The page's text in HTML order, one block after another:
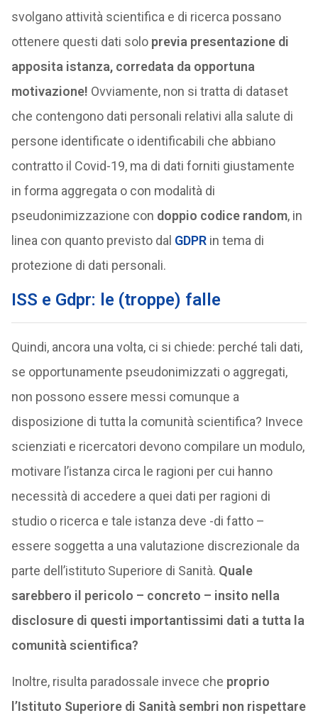
svolgano attività scientifica e di ricerca possano
ottenere questi dati solo previa presentazione di
apposita istanza, corredata da opportuna
motivazione! Ovviamente, non si tratta di dataset
che contengono dati personali relativi alla salute di
persone identificate o identificabili che abbiano
contratto il Covid-19, ma di dati forniti giustamente
in forma aggregata o con modalità di
pseudonimizzazione con doppio codice random, in
linea con quanto previsto dal GDPRin tema di
protezione di dati personali.
ISS e Gdpr: le (troppe) falle
Quindi, ancora una volta, ci si chiede: perché tali dati,
se opportunamente pseudonimizzati o aggregati,
non possono essere messi comunque a
disposizione di tutta la comunità scientifica? Invece
scienziati e ricercatori devono compilare un modulo,
motivare l’istanza circa le ragioni per cui hanno
necessità di accedere a quei dati per ragioni di
studio o ricerca e tale istanza deve -di fatto –
essere soggetta a una valutazione discrezionale da
parte dell’istituto Superiore di Sanità. Quale
sarebbero il pericolo – concreto – insito nella
disclosure di questi importantissimi dati a tutta la
comunità scientifica?
Inoltre, risulta paradossale invece che proprio
l’Istituto Superiore di Sanità sembri non rispettare